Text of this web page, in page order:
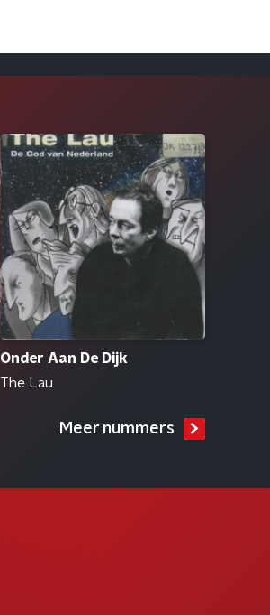
Onder Aan De Dijk
The Lau
Meer nummers